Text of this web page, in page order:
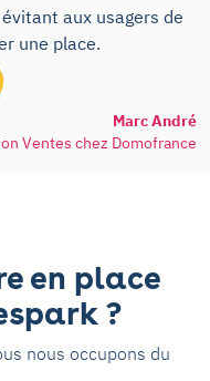
aux usagers de
une place.
Marc André
Ventes chez Domofrance
en place
?
nous occupons du